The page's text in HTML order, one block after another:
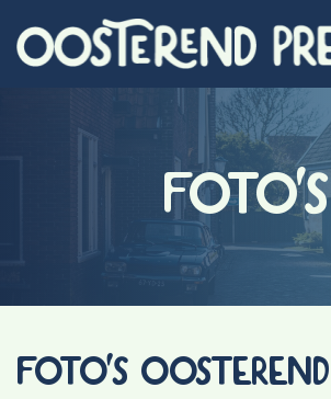
Skip to main content
FOTO'S
FOTO'S